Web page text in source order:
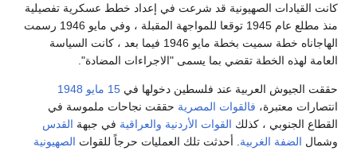
الصهيونية قد شرعت في إعداد خطط عسكرية تفصيلية
منذ مطلع عام 1945 توقعا للمواجهة المقبلة ، وفي مايو 1946 رسمت
الهاجاناه خطة سميت بخطة مايو 1946 فيما بعد ، كانت السياسة
الخطة تقضي بما يسمى "الاجراءات المضادة".
العربية عند فلسطين دخولها في15 مايو
1948
معتبرة،فالقوات المصريةحققت نجاحات ملموسة في
، كذلكالقوات الأردنية والعراقيةفي جبهةالقدس
الغربية. أحدثت تلك العمليات حرجاً للقواتالصهيونية